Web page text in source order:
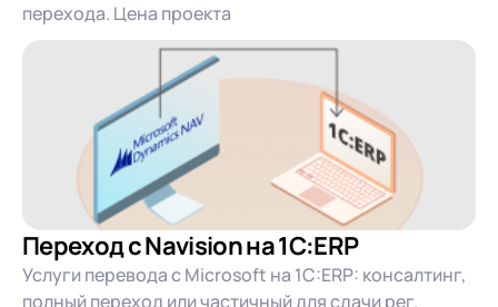
перехода. Цена проекта
Переход с Navision на 1C:ERP
Услуги перевода с Microsoft на 1С:ERP: консалтинг,
полный переход или частичный для сдачи рег.